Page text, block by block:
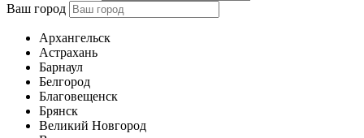
Ваш город
Архангельск
Астрахань
Барнаул
Белгород
Благовещенск
Брянск
Великий Новгород